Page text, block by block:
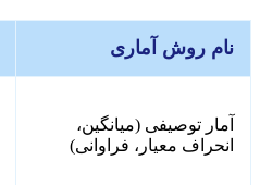
نام روش آماری
آمار توصیفی (میانگین،
انحراف معیار، فراوانی)